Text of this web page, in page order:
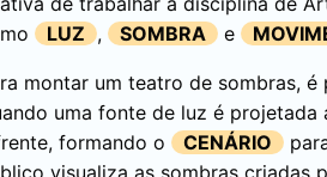
LUZ , SOMBRA e
montar um teatro de sombras,
uma fonte de luz é
formando o
CENÁRIO
visualiza as sombras criadas